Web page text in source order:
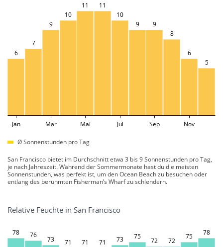
6
7
9
10
11
11
10
9
9
8
6
5
Jan Mar Mai Jul Sep Nov
Ø Sonnenstunden pro Tag
San Francisco bietet im Durchschnitt etwa 3 bis 9 Sonnenstunden pro Tag,
je nach Jahreszeit. Während der Sommermonate hast du die meisten
Sonnenstunden, was perfekt ist, um den Ocean Beach zu besuchen oder
entlang des berühmten Fisherman’s Wharf zu schlendern.
Relative Feuchte in San Francisco
78 76
73 71 71 71 73 75
72 72
75 78